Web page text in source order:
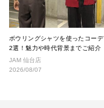
ボウリングシャツを使ったコーデ
2選！魅力や時代背景までご紹介
JAM 仙台店
2026/08/07